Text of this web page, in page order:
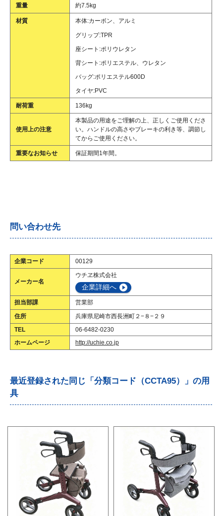
重量 約7.5kg
材質 本体:カーボン、アルミ
グリップ:TPR
座シート:ポリウレタン
背シート:ポリエステル、ウレタン
バッグ:ポリエステル600D
タイヤ:PVC
耐荷重 136kg
使用上の注意
本製品の用途をご理解の上、正しくご使用くださ
い。ハンドルの高さやブレーキの利き等、調節し
てからご使用ください。
重要なお知らせ 保証期間1年間。
問い合わせ先
企業コード 00129
メーカー名
ウチヱ株式会社
企業詳細へ
担当部課
営業部
住所
兵庫県尼崎市西長洲町２−８−２９
TEL
06-6482-0230
ホームページ
http://uchie.co.jp
最近登録された同じ「分類コード（CCTA95）」の用
具